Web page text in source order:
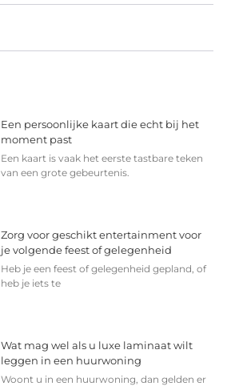
Een persoonlijke kaart die echt bij het
moment past
Een kaart is vaak het eerste tastbare teken
van een grote gebeurtenis.
Zorg voor geschikt entertainment voor
je volgende feest of gelegenheid
Heb je een feest of gelegenheid gepland, of
heb je iets te
Wat mag wel als u luxe laminaat wilt
leggen in een huurwoning
Woont u in een huurwoning, dan gelden er